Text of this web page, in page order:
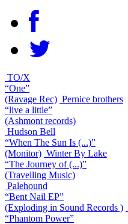
TO/X
“One”
(Ravage Rec) Pernice brothers
“live a little”
(Ashmont records)
Hudson Bell
“When The Sun Is (...)”
(Monitor) Winter By Lake
“The Journey of (...)”
(Travelling Music)
Palehound
“Bent Nail EP”
(Exploding in Sound Records )
“Phantom Power”